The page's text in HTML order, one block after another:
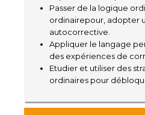
Passer de la logique
ordinairepour, adopter
autocorrective.
Appliquer le langage
des expériences de
Etudier et utiliser des
ordinaires pour